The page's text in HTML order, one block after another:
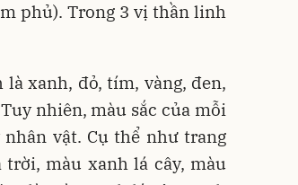
phủ). Trong 3 vị thần linh
xanh, đỏ, tím, vàng, đen,
nhiên, màu sắc của mỗi
vật. Cụ thể như trang
màu xanh lá cây, màu